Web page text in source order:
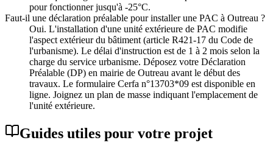
pour fonctionner jusqu'à -25°C.
Faut-il une déclaration préalable pour installer une PAC à Outreau ?
Oui. L'installation d'une unité extérieure de PAC modifie
l'aspect extérieur du bâtiment (article R421-17 du Code de
l'urbanisme). Le délai d'instruction est de 1 à 2 mois selon la
charge du service urbanisme. Déposez votre Déclaration
Préalable (DP) en mairie de Outreau avant le début des
travaux. Le formulaire Cerfa n°13703*09 est disponible en
ligne. Joignez un plan de masse indiquant l'emplacement de
l'unité extérieure.
Guides utiles pour votre projet